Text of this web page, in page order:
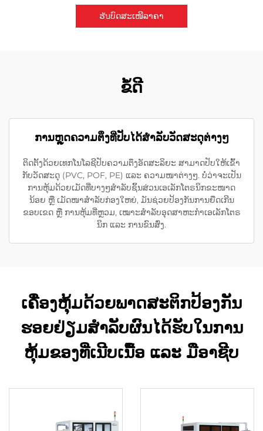
ຮับບົດສະເໜີລາຄາ
ຂໍ້ດີ
ການຫຼຸດຄວາມຕຶງທີ່ປັບໄດ້ສຳລັບວັດສະດຸຕ່າງໆ
ຕິດຕັ້ງດ້ວຍເທກໂນໂລຊີປັບຄວາມຕຶງອັດສະລິຍະ ສາມາດປັບໃຫ້ເຂົ້າ
ກັບວັດສະດຸ (PVC, POF, PE) ແລະ ຄວາມໜາຕ່າງໆ. ບໍ່ວ່າຈະເປັນ
ການຫຸ້ມດ້ວຍເມັດທີ່ບາງໆສຳລັບຊິ້ນສ່ວນເອເລັກໂຕຣນິກຂະໜາດ
ນ້ອຍ ຫຼື ເມັດໜາສຳລັບກ່ອງໃຫຍ່, ມັນຊ່ວຍປ້ອງກັນການຍືດເກີນ
ຂອບເຂດ ຫຼື ການຫຸ້ມທີ່ຫຼວມ, ເໝາະສຳລັບອຸດສາຫະກຳເອເລັກໂຕຣ
ນິກ ແລະ ການຂົນສົ່ງ.
ເຄື່ອງຫຸ້ມດ້ວຍພາດສະຕິກປ້ອງກັນ
ຮອຍຢ່ຽມສຳລັບຜົນໄດ້ຮັບໃນການ
ຫຸ້ມຂອງທີ່ເນີບເນື້ອ ແລະ ມືອາຊີບ